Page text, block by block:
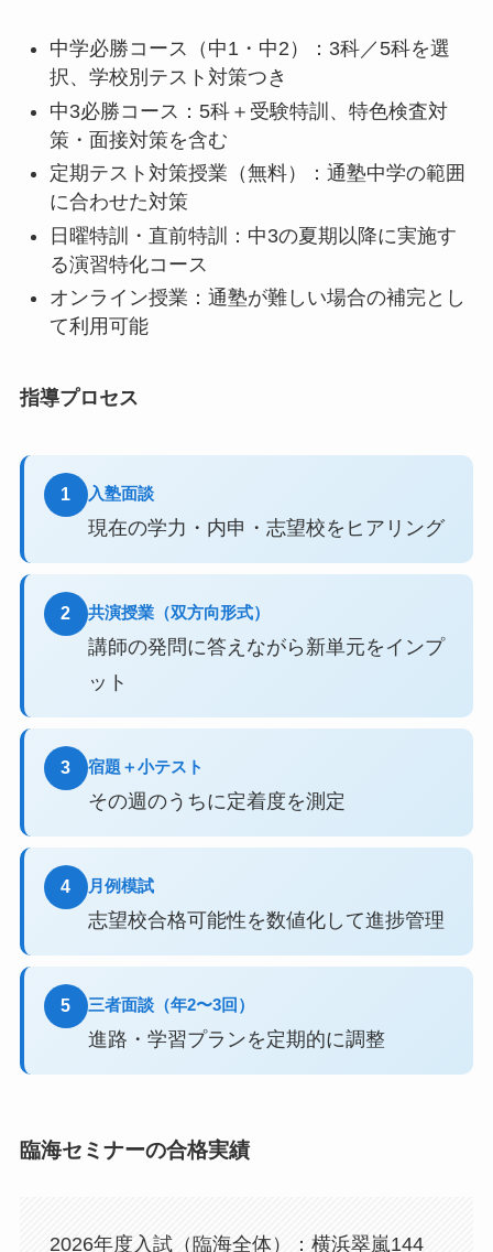
中学必勝コース（中1・中2）：3科／5科を選
択、学校別テスト対策つき
中3必勝コース：5科＋受験特訓、特色検査対
策・面接対策を含む
定期テスト対策授業（無料）：通塾中学の範囲
に合わせた対策
日曜特訓・直前特訓：中3の夏期以降に実施す
る演習特化コース
オンライン授業：通塾が難しい場合の補完とし
て利用可能
指導プロセス
1 入塾面談
現在の学力・内申・志望校をヒアリング
2 共演授業（双方向形式）
講師の発問に答えながら新単元をインプ
ット
3 宿題＋小テスト
その週のうちに定着度を測定
4 月例模試
志望校合格可能性を数値化して進捗管理
5 三者面談（年2〜3回）
進路・学習プランを定期的に調整
臨海セミナーの合格実績
2026年度入試（臨海全体）：横浜翠嵐144